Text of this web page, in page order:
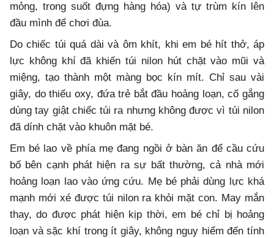
mỏng, trong suốt đựng hàng hóa) và tự trùm kín lên
đầu mình để chơi đùa.
Do chiếc túi quá dài và ôm khít, khi em bé hít thở, áp
lực không khí đã khiến túi nilon hút chặt vào mũi và
miệng, tạo thành một màng bọc kín mít. Chỉ sau vài
giây, do thiếu oxy, đứa trẻ bắt đầu hoảng loạn, cố gắng
dùng tay giật chiếc túi ra nhưng không được vì túi nilon
đã dính chặt vào khuôn mặt bé.
Em bé lao về phía mẹ đang ngồi ở bàn ăn để cầu cứu
bố bên cạnh phát hiện ra sự bất thường, cả nhà mới
hoảng loạn lao vào ứng cứu. Mẹ bé phải dùng lực khá
mạnh mới xé được túi nilon ra khỏi mặt con. May mắn
thay, do được phát hiện kịp thời, em bé chỉ bị hoảng
loạn và sặc khí trong ít giây, không nguy hiểm đến tính